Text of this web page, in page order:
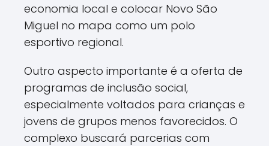
economia local e colocar Novo São
Miguel no mapa como um polo
esportivo regional.
Outro aspecto importante é a oferta de
programas de inclusão social,
especialmente voltados para crianças e
jovens de grupos menos favorecidos. O
complexo buscará parcerias com